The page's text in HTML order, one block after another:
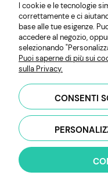
Informazioni
MP SEEDS |
HYDRO Mateusz
Polonia | Partita IVA:
I cookie e le tecnologie
correttamente e ci
base alle tue esigenze.
accedere al negozio,
selezionando
Puoi saperne di più sui
sulla Privacy.
CONSENTI